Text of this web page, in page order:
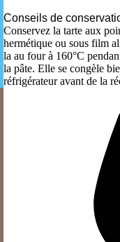
Conseils de
Conservez la tarte aux
hermétique ou sous film
la au four à 160°C
la pâte. Elle se congèle
réfrigérateur avant de la